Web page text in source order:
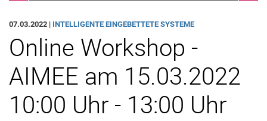
07.03.2022 | INTELLIGENTE EINGEBETTETE SYSTEME
Online Workshop -
AIMEE am 15.03.2022
10:00 Uhr - 13:00 Uhr